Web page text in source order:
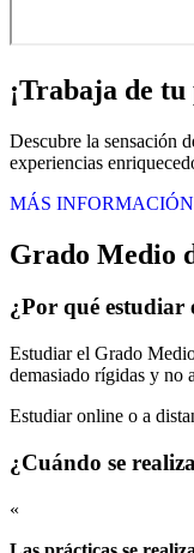
¡Trabaja de tu
Descubre la sensación
experiencias
MÁS INFORMACIÓN
Grado Medio
¿Por qué
Estudiar el Grado
demasiado rígidas y no
Estudiar online o a
¿Cuándo se
«